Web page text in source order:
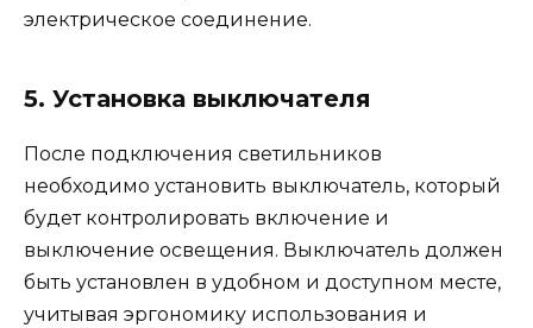
электрическое соединение.
5. Установка выключателя
После подключения светильников
необходимо установить выключатель, который
будет контролировать включение и
выключение освещения. Выключатель должен
быть установлен в удобном и доступном месте,
учитывая эргономику использования и